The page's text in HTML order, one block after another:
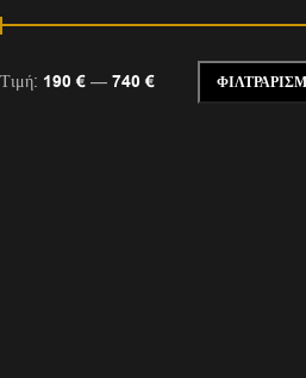
Τιμή: 190 € — 740 €